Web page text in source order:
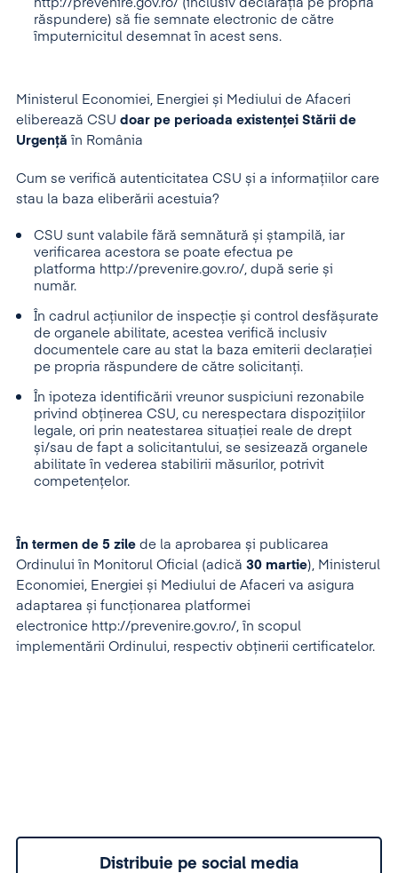
http://prevenire.gov.ro/ (inclusiv declarația pe propria
răspundere) să fie semnate electronic de către
împuternicitul desemnat în acest sens.
Ministerul Economiei, Energiei și Mediului de Afaceri
eliberează CSU doar pe perioada existenței Stării de
Urgență în România
Cum se verifică autenticitatea CSU și a informațiilor care
stau la baza eliberării acestuia?
CSU sunt valabile fără semnătură și ștampilă, iar
verificarea acestora se poate efectua pe
platforma http://prevenire.gov.ro/, după serie și
număr.
În cadrul acțiunilor de inspecție și control desfășurate
de organele abilitate, acestea verifică inclusiv
documentele care au stat la baza emiterii declarației
pe propria răspundere de către solicitanți.
În ipoteza identificării vreunor suspiciuni rezonabile
privind obținerea CSU, cu nerespectara dispozițiilor
legale, ori prin neatestarea situației reale de drept
și/sau de fapt a solicitantului, se sesizează organele
abilitate în vederea stabilirii măsurilor, potrivit
competențelor.
În termen de 5 zile de la aprobarea și publicarea
Ordinului în Monitorul Oficial (adică 30 martie), Ministerul
Economiei, Energiei și Mediului de Afaceri va asigura
adaptarea și funcționarea platformei
electronice http://prevenire.gov.ro/, în scopul
implementării Ordinului, respectiv obținerii certificatelor.
Distribuie pe social media